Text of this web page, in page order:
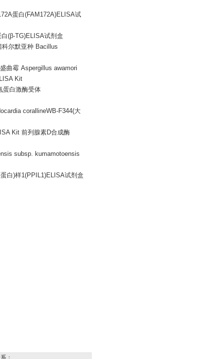
蛋白(FAM172A)ELISA试
(β-TG)ELISA试剂盒
尔默亚种 Bacillus
曲霉 Aspergillus awamori
Kit
蛋白激酶受体
corallineWB-F344(大
Kit 前列腺素D合成酶
subsp. kumamotoensis
白)样1(PPIL1)ELISA试剂盒
：